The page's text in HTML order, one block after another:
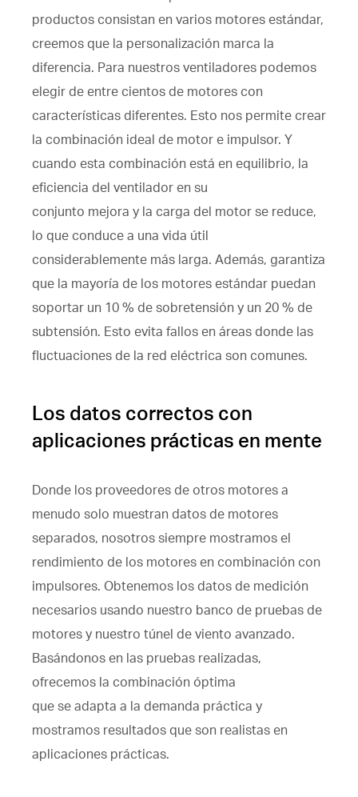
productos consistan en varios motores estándar,
creemos que la personalización marca la
diferencia. Para nuestros ventiladores podemos
elegir de entre cientos de motores con
características diferentes. Esto nos permite crear
la combinación ideal de motor e impulsor. Y
cuando esta combinación está en equilibrio, la
eficiencia del ventilador en su
conjunto mejora y la carga del motor se reduce,
lo que conduce a una vida útil
considerablemente más larga. Además, garantiza
que la mayoría de los motores estándar puedan
soportar un 10 % de sobretensión y un 20 % de
subtensión. Esto evita fallos en áreas donde las
fluctuaciones de la red eléctrica son comunes.
Los datos correctos con
aplicaciones prácticas en mente
Donde los proveedores de otros motores a
menudo solo muestran datos de motores
separados, nosotros siempre mostramos el
rendimiento de los motores en combinación con
impulsores. Obtenemos los datos de medición
necesarios usando nuestro banco de pruebas de
motores y nuestro túnel de viento avanzado.
Basándonos en las pruebas realizadas,
ofrecemos la combinación óptima
que se adapta a la demanda práctica y
mostramos resultados que son realistas en
aplicaciones prácticas.